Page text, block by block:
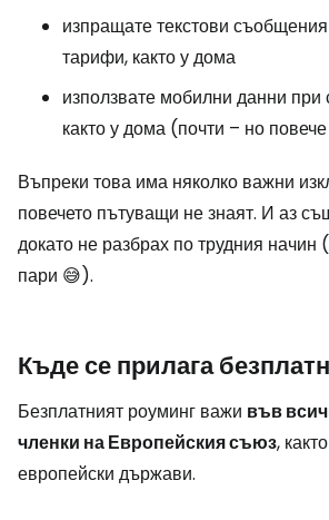
изпращате текстови
тарифи, както у дома
използвате мобилни данни
както у дома (почти – но
Въпреки това има няколко важни
повечето пътуващи не знаят. И аз
докато не разбрах по трудния начин
пари 😅).
Къде се прилага
Безплатният роуминг важи във
членки на Европейския съюз,
европейски държави.